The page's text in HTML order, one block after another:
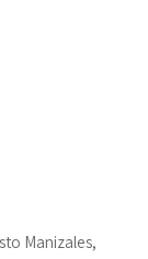
Manizales,